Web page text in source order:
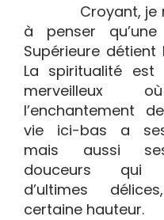
Croyant, je
à penser qu’une
Supérieure détient
La spiritualité est
merveilleux
l’enchantement
vie ici-bas a
mais aussi
douceurs qui
d’ultimes
certaine hauteur.